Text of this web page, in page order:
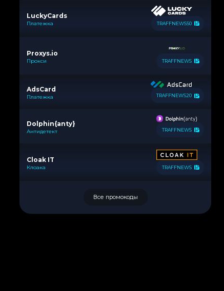
LuckyCards
Платежка TRAFFNEWS50
Proxys.io
Прокси TRAFFNEWS
AdsCard
Платежка TRAFFNEWS20
Dolphin{anty}
Антидетект TRAFFNEWS
Cloak IT
Клоака TRAFFNEWS
Все промокоды